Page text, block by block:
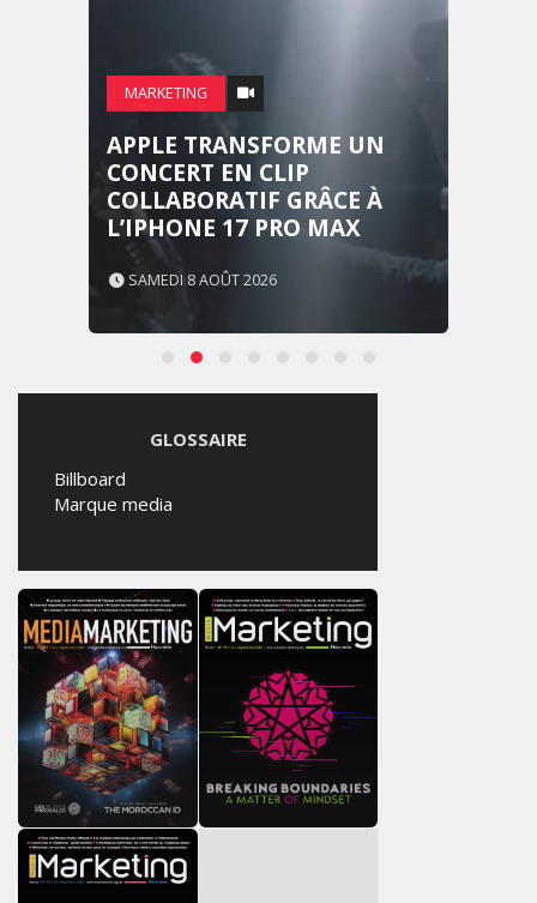
MARKETING
APPLE TRANSFORME UN
CONCERT EN CLIP
COLLABORATIF GRÂCE À
L’IPHONE 17 PRO MAX
SAMEDI 8 AOÛT 2026
GLOSSAIRE
Billboard
Marque media